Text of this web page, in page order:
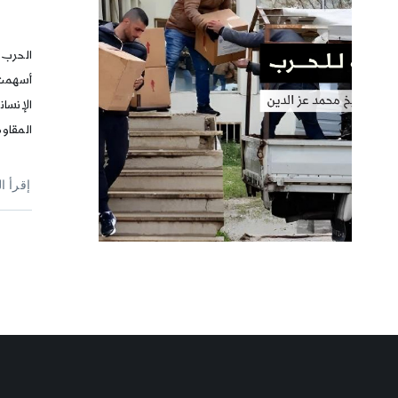
إقرأ